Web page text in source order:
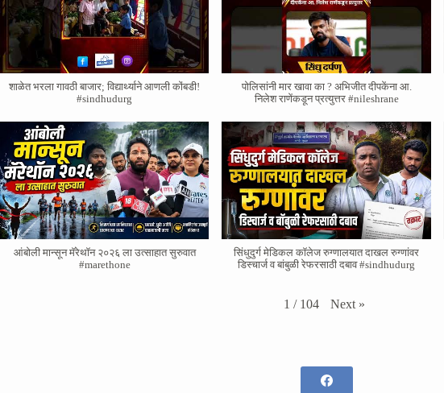
शाळेत भरला गावठी बाजार; विद्यार्थ्याने आणली कोंबडी!
#sindhudurg
पोलिसांनी मार खावा का ? अभिजीत दीपकेंना आ.
निलेश राणेंकडून प्रत्युत्तर #nileshrane
आंबोली मान्सून मॅरेथॉन २०२६ ला उत्साहात सुरुवात
#marethone
सिंधुदुर्ग मेडिकल कॉलेज रुग्णालयात दाखल रुग्णांवर
डिस्चार्ज व बांबुळी रेफरसाठी दबाव #sindhudurg
1 / 104 Next »